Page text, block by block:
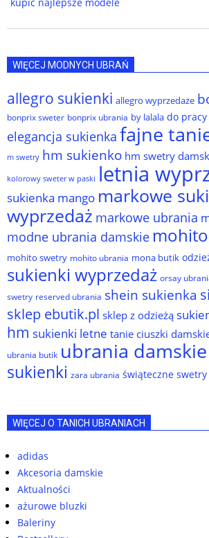
WIĘCEJ MODNYCH UBRAŃ
allegro sukienki allegro wyprzedaże
bonprix sweter bonprix ubrania by lalala do
elegancja sukienka fajne
m swetry hm sukienko hm swetry
kolorowy sweter w paski letnia
sukienka mango markowe
wyprzedaż markowe ubrania
modne ubrania damskie
mohito swetry mohito ubrania mona butik
sukienki wyprzedaż orsay
swetry reserved ubrania shein sukienka
sklep ebutik.pl sklep z odzieżą
hm sukienki letne tanie ciuszki
ubrania butik ubrania damskie
sukienki zara ubrania świąteczne swetry
WIĘCEJ O TANICH UBRANIACH
adidas
Akcesoria damskie
Aktualności
ażurowe bluzki
Baleriny